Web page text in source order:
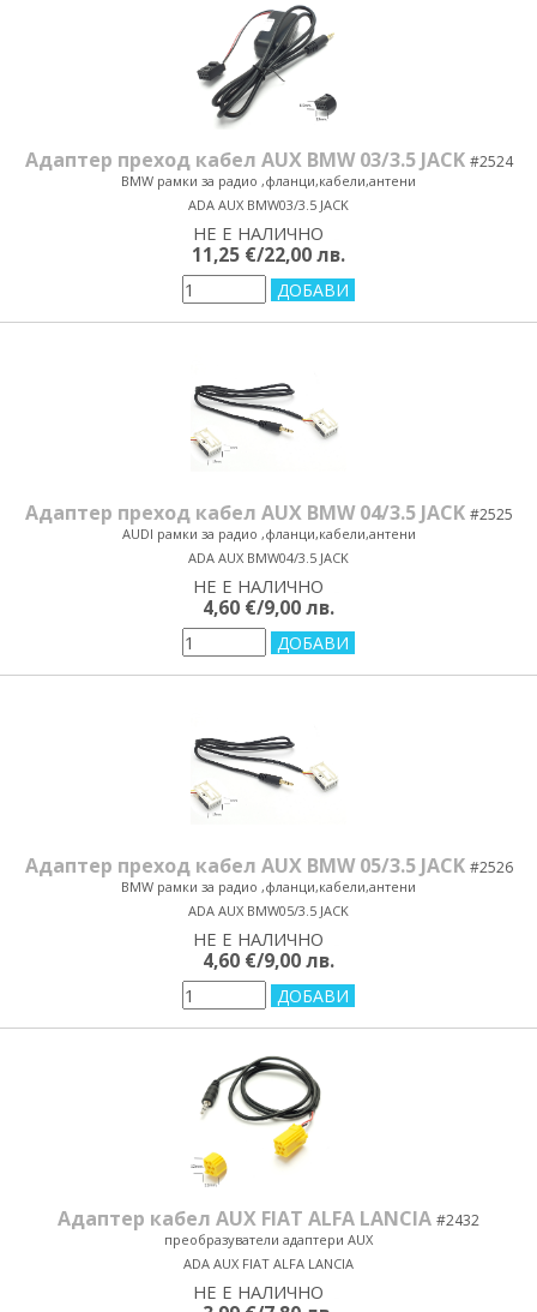
Адаптер преход кабел AUX BMW 03/3.5 JACK #2524
BMW рамки за радио ,фланци,кабели,антени
ADA AUX BMW03/3.5 JACK
НЕ Е НАЛИЧНО
11,25 €/22,00 лв.
Адаптер преход кабел AUX BMW 04/3.5 JACK #2525
AUDI рамки за радио ,фланци,кабели,антени
ADA AUX BMW04/3.5 JACK
НЕ Е НАЛИЧНО
4,60 €/9,00 лв.
Адаптер преход кабел AUX BMW 05/3.5 JACK #2526
BMW рамки за радио ,фланци,кабели,антени
ADA AUX BMW05/3.5 JACK
НЕ Е НАЛИЧНО
4,60 €/9,00 лв.
Адаптер кабел AUX FIAT ALFA LANCIA #2432
преобразуватели адаптери AUX
ADA AUX FIAT ALFA LANCIA
НЕ Е НАЛИЧНО